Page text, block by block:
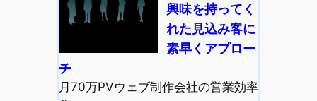
興味を持ってく
れた見込み客に
素早くアプロー
チ
月70万PVウェブ制作会社の営業効率